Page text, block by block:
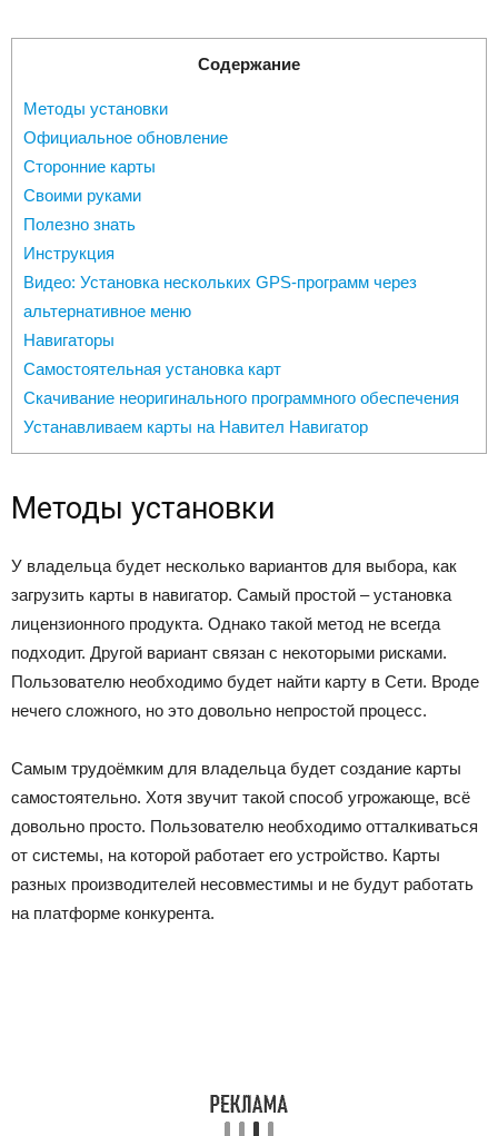
Содержание
Методы установки
Официальное обновление
Сторонние карты
Своими руками
Полезно знать
Инструкция
Видео: Установка нескольких GPS-программ через
альтернативное меню
Навигаторы
Самостоятельная установка карт
Скачивание неоригинального программного обеспечения
Устанавливаем карты на Навител Навигатор
Методы установки
У владельца будет несколько вариантов для выбора, как
загрузить карты в навигатор. Самый простой – установка
лицензионного продукта. Однако такой метод не всегда
подходит. Другой вариант связан с некоторыми рисками.
Пользователю необходимо будет найти карту в Сети. Вроде
нечего сложного, но это довольно непростой процесс.
Самым трудоёмким для владельца будет создание карты
самостоятельно. Хотя звучит такой способ угрожающе, всё
довольно просто. Пользователю необходимо отталкиваться
от системы, на которой работает его устройство. Карты
разных производителей несовместимы и не будут работать
на платформе конкурента.